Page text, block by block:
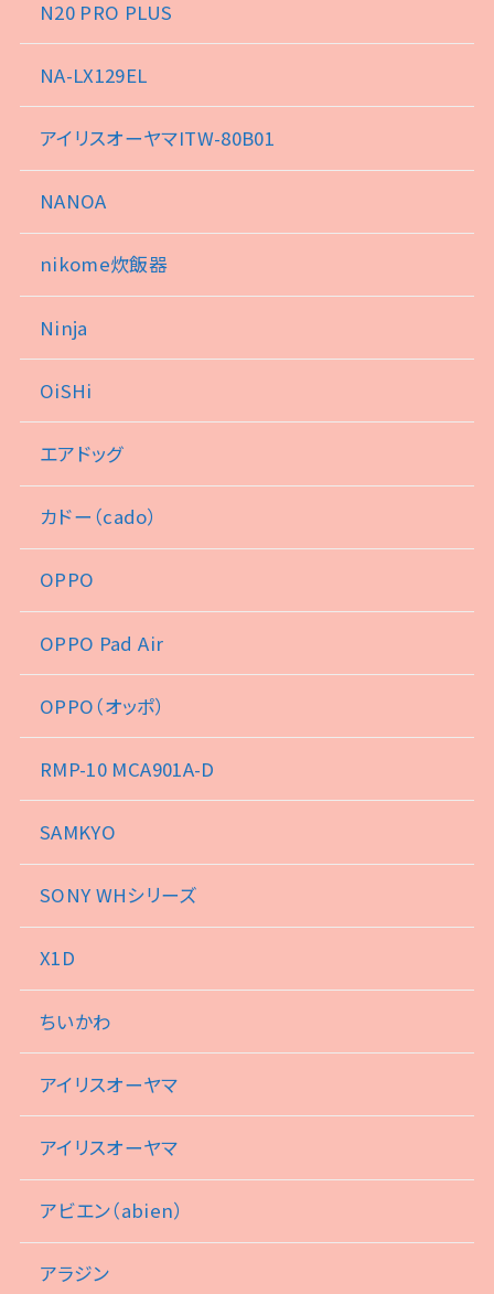
N20 PRO PLUS
NA-LX129EL
アイリスオーヤマITW-80B01
NANOA
nikome炊飯器
Ninja
OiSHi
エアドッグ
カドー（cado）
OPPO
OPPO Pad Air
OPPO（オッポ）
RMP-10 MCA901A-D
SAMKYO
SONY WHシリーズ
X1D
ちいかわ
アイリスオーヤマ
アイリスオーヤマ
アビエン（abien）
アラジン